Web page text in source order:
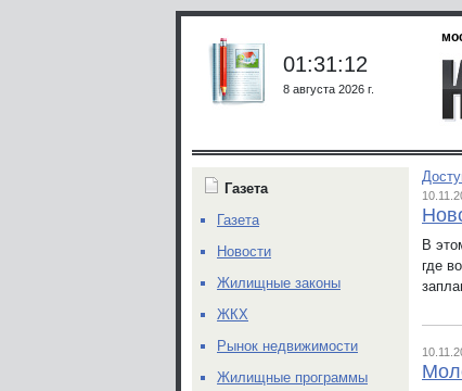
01:31:12
8 августа 2026 г.
В
где
Газета
Газета
Новости
Жилищные законы
ЖКХ
Рынок недвижимости
Жилищные программы